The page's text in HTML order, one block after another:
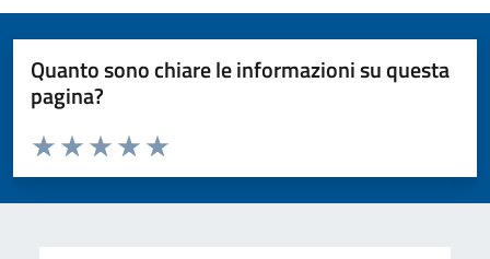
Quanto sono chiare le informazioni su questa
pagina?
Valuta da 1 a 5 stelle la pagina
Valuta 5 stelle su 5
Valuta 4 stelle su 5
Valuta 3 stelle su 5
Valuta 2 stelle su 5
Valuta 1 stelle su 5